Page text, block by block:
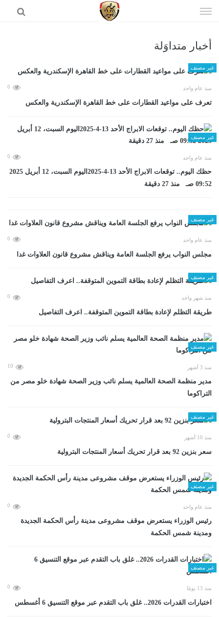
الى
أخبار متداوَلة
غير مصنف
منذ عام واحد 0
تعرف على مواعيد القطارات على خط القاهرة الإسكندرية والعكس
غير مصنف
منذ عام واحد 0
حظك اليوم.. توقعات الابراج الأحد 13-4-2025اليوم السبت، 12 أبريل 2025
09:52 صـ منذ 27 دقيقة
غير مصنف
منذ عام واحد 0
مجلس النواب يرفع الجلسة العامة ويناقش مشروع قانون العلاوات غدا
غير مصنف
منذ شهر واحد 0
طريقة التظلم لإعادة بطاقة التموين المتوقفة.. اعرف التفاصيل
غير مصنف
منذ 3 أشهر 10
مدير منظمة الصحة العالمية يسلم نائب وزير الصحة شهادة خلو مصر من
التراكوما
غير مصنف
منذ 10 أشهر 0
سعر بنزين 92 بعد قرار تحريك أسعار المنتجات البترولية
غير مصنف
منذ عام واحد 0
رئيس الوزراء يستعرض موقف مشروعى مدينة رأس الحكمة الجديدة
ومدينة شمس الحكمة
غير مصنف
منذ 13 يومًا 0
اختبارات القدرات 2026.. غلق باب التقدم عبر موقع التنسيق 6 أغسطس